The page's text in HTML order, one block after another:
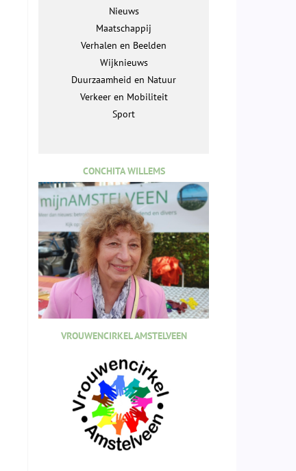
Nieuws
Maatschappij
Verhalen en Beelden
Wijknieuws
Duurzaamheid en Natuur
Verkeer en Mobiliteit
Sport
CONCHITA WILLEMS
VROUWENCIRKEL AMSTELVEEN